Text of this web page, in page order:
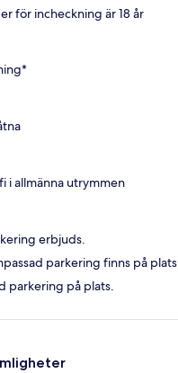
för incheckning är 18 år
i allmänna utrymmen
erbjuds.
parkering finns på plats
parkering på plats.